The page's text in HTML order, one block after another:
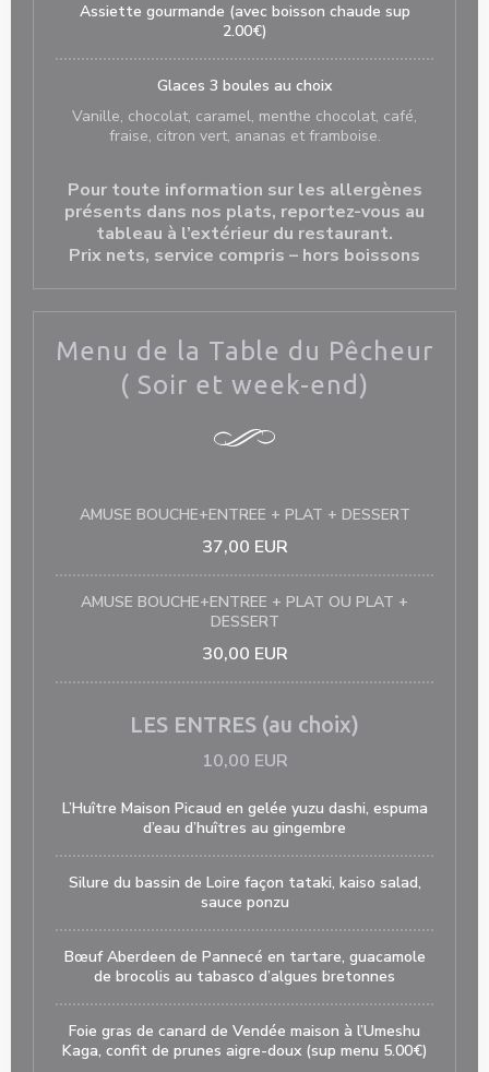
Assiette gourmande (avec boisson chaude sup
2.00€)
Glaces 3 boules au choix
Vanille, chocolat, caramel, menthe chocolat, café,
fraise, citron vert, ananas et framboise.
Pour toute information sur les allergènes
présents dans nos plats, reportez-vous au
tableau à l’extérieur du restaurant.
Prix nets, service compris – hors boissons
Menu de la Table du Pêcheur
( Soir et week-end)
AMUSE BOUCHE+ENTREE + PLAT + DESSERT
37,00 EUR
AMUSE BOUCHE+ENTREE + PLAT OU PLAT +
DESSERT
30,00 EUR
LES ENTRES (au choix)
10,00 EUR
L’Huître Maison Picaud en gelée yuzu dashi, espuma
d’eau d’huîtres au gingembre
Silure du bassin de Loire façon tataki, kaiso salad,
sauce ponzu
Bœuf Aberdeen de Pannecé en tartare, guacamole
de brocolis au tabasco d’algues bretonnes
Foie gras de canard de Vendée maison à l’Umeshu
Kaga, confit de prunes aigre-doux (sup menu 5.00€)